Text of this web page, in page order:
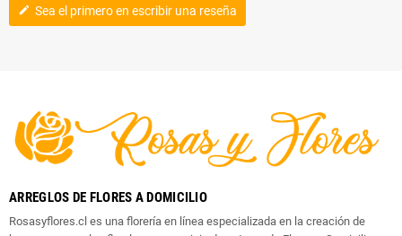
edit Sea el primero en escribir una reseña
ARREGLOS DE FLORES A DOMICILIO
Rosasyflores.cl es una florería en línea especializada en la creación de